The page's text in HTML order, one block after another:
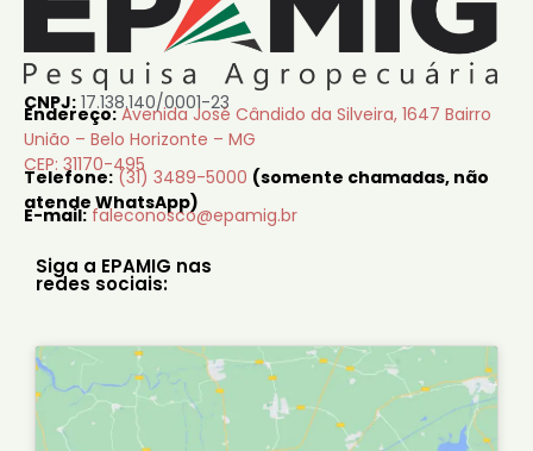
CNPJ: 17.138.140/0001-23
Endereço: Avenida José Cândido da Silveira, 1647 Bairro
União – Belo Horizonte – MG
CEP: 31170-495
Telefone: (31) 3489-5000 (somente chamadas, não
atende WhatsApp)
E-mail: faleconosco@epamig.br
Siga a EPAMIG nas
redes sociais: